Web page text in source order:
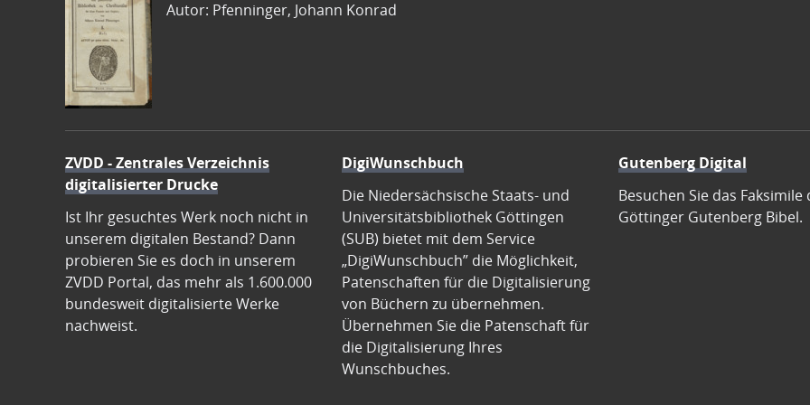
Autor: Pfenninger, Johann Konrad
ZVDD - Zentrales Verzeichnis
digitalisierter Drucke
Ist Ihr gesuchtes Werk noch nicht in
unserem digitalen Bestand? Dann
probieren Sie es doch in unserem
ZVDD Portal, das mehr als 1.600.000
bundesweit digitalisierte Werke
nachweist.
DigiWunschbuch
Die Niedersächsische Staats- und
Universitätsbibliothek Göttingen
(SUB) bietet mit dem Service
„DigiWunschbuch” die Möglichkeit,
Patenschaften für die Digitalisierung
von Büchern zu übernehmen.
Übernehmen Sie die Patenschaft für
die Digitalisierung Ihres
Wunschbuches.
Gutenberg Digital
Besuchen Sie das Faksimile
Göttinger Gutenberg Bibel.